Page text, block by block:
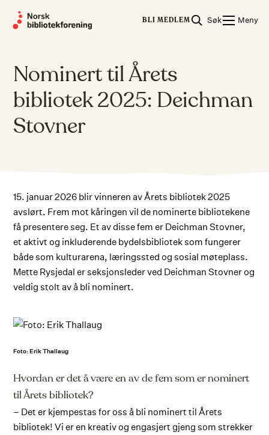
BLI MEDLEM Søk Meny
Nominert til Årets
bibliotek 2025: Deichman
Stovner
15. januar 2026 blir vinneren av Årets bibliotek 2025
avslørt. Frem mot kåringen vil de nominerte bibliotekene
få presentere seg. Et av disse fem er Deichman Stovner,
et aktivt og inkluderende bydelsbibliotek som fungerer
både som kulturarena, læringssted og sosial møteplass.
Mette Rysjedal er seksjonsleder ved Deichman Stovner og
veldig stolt av å bli nominert.
Foto: Erik Thallaug
Hvordan er det å være en av de fem som er nominert
til Årets bibliotek?
– Det er kjempestas for oss å bli nominert til Årets
bibliotek! Vi er en kreativ og engasjert gjeng som strekker